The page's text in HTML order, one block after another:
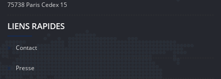
75738 Paris Cedex 15
LIENS RAPIDES
Contact
Presse